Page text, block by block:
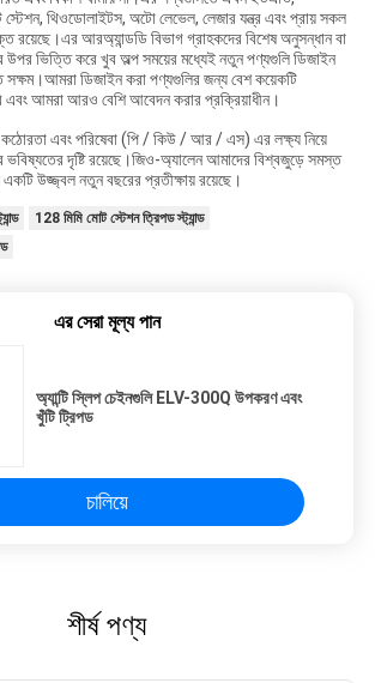
থিওডোলাইটস, অটো লেভেল, লেজার যন্ত্র এবং প্রায় সকল
রয়েছে।এর আরঅ্যান্ডডি বিভাগ গ্রাহকদের বিশেষ অনুসন্ধান বা
উপর ভিত্তি করে খুব অল্প সময়ের মধ্যেই নতুন পণ্যগুলি ডিজাইন
ডিজাইন করা পণ্যগুলির জন্য বেশ কয়েকটি
এবং আমরা আরও বেশি আবেদন করার প্রক্রিয়াধীন।
কঠোরতা এবং পরিষেবা (পি / কিউ / আর / এস) এর লক্ষ্য নিয়ে
দৃষ্টি রয়েছে।জিও-অ্যালেন আমাদের বিশ্বজুড়ে সমস্ত
উজ্জ্বল নতুন বছরের প্রতীক্ষায় রয়েছে।
128 মিমি মোট স্টেশন ত্রিপড স্ট্যান্ড
এর সেরা মূল্য পান
অ্যান্টি স্লিপ চেইনগুলি ELV-300Q উপকরণ এবং
খুঁটি ট্রিপড
চালিয়ে
শীর্ষ পণ্য